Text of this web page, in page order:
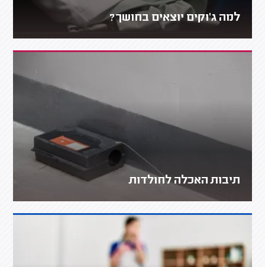
למה ג'וקים יוצאים בחושך?
תיבות האכלה לחולדות